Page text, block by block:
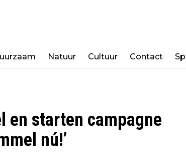
Natuur Cultuur Contact
en starten campagne
nú!’